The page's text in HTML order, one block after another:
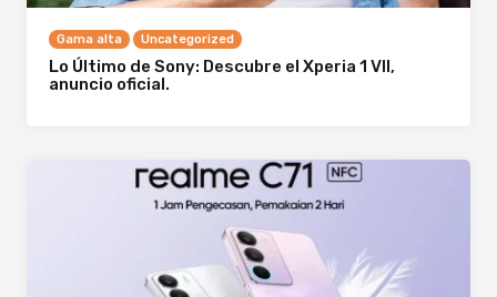
Gama alta Uncategorized
Lo Último de Sony: Descubre el Xperia 1 VII,
anuncio oficial.